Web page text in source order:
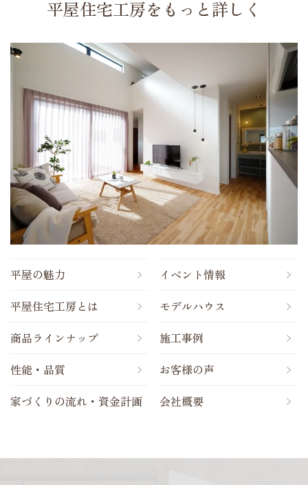
平屋住宅工房をもっと詳しく
平屋の魅力
平屋住宅工房とは
商品ラインナップ
性能・品質
家づくりの流れ・資金計画
イベント情報
モデルハウス
施工事例
お客様の声
会社概要